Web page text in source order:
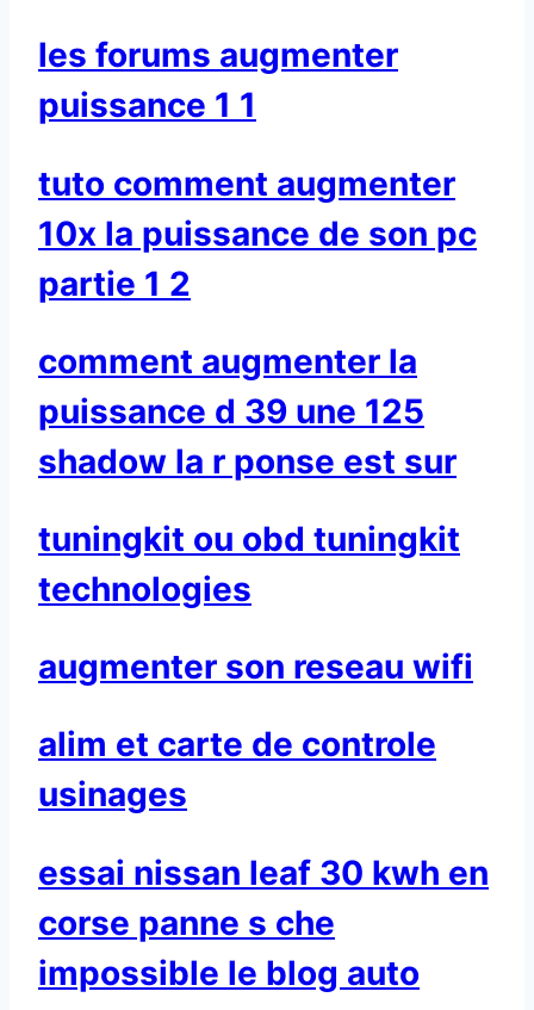
les forums augmenter
puissance 1 1
tuto comment augmenter
10x la puissance de son pc
partie 1 2
comment augmenter la
puissance d 39 une 125
shadow la r ponse est sur
tuningkit ou obd tuningkit
technologies
augmenter son reseau wifi
alim et carte de controle
usinages
essai nissan leaf 30 kwh en
corse panne s che
impossible le blog auto